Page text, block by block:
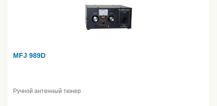
MFJ 989D
Ручной антенный тюнер